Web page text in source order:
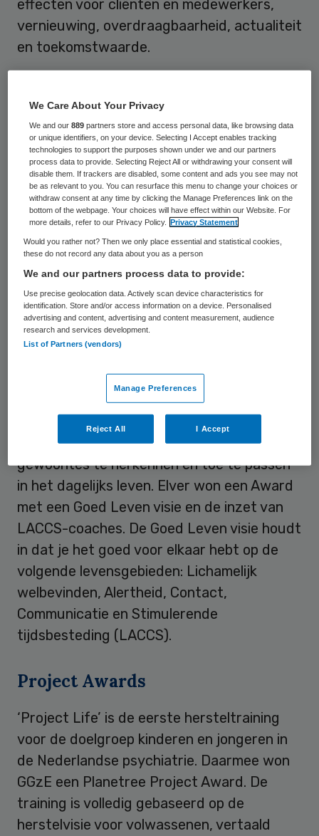
effecten voor cliënten en medewerkers,
vernieuwing, overdraagbaarheid, actualiteit
en toekomstwaarde.
tijdens de Planetree Conferentie 2017 in
Nieuwegein.
Innovatie Awards
Een Innovatie Award was er voor het
Spaarne Gasthuis voor hun Escaperoom,
een belevingservaring waarbij teams in een
ruimte worden opgesloten en op een
interactieve manier moeten proberen zo
snel mogelijk uit de afgesloten kamer te
ontsnappen door een code op te lossen. Zo
krijgen kennis over veiligheid. Rivas
Zorggroep kreeg een Innovatie Award voor
Gewoontegetrouw, een pilotproject voor
medewerkers, cliënten en familie om
gewoontes te herkennen en toe te passen
in het dagelijks leven. Elver won een Award
met een Goed Leven visie en de inzet van
LACCS-coaches. De Goed Leven visie houdt
in dat je het goed voor elkaar hebt op de
volgende levensgebieden: Lichamelijk
welbevinden, Alertheid, Contact,
Communicatie en Stimulerende
tijdsbesteding (LACCS).
Project Awards
‘Project Life’ is de eerste hersteltraining
voor de doelgroep kinderen en jongeren in
de Nederlandse psychiatrie. Daarmee won
GGzE een Planetree Project Award. De
training is volledig gebaseerd op de
herstelvisie voor volwassenen, vertaald
We Care About Your Privacy
We and our889 partners store and access personal data, like browsing data
or unique identifiers, on your device. Selecting I Accept enables tracking
technologies to support the purposes shown under we and our partners
process data to provide. Selecting Reject All or withdrawing your consent will
disable them. If trackers are disabled, some content and ads you see may not
be as relevant to you. You can resurface this menu to change your choices or
withdraw consent at any time by clicking the Manage Preferences link on the
bottom of the webpage. Your choices will have effect within our Website. For
more details, refer to our Privacy Policy.
Privacy Statement
Would you rather not? Then we only place essential and statistical cookies,
these do not record any data about you as a person
We and our partners process data to provide:
Use precise geolocation data. Actively scan device characteristics for
identification. Store and/or access information on a device. Personalised
advertising and content, advertising and content measurement, audience
research and services development.
List of Partners (vendors)
Manage Preferences
Reject All I Accept